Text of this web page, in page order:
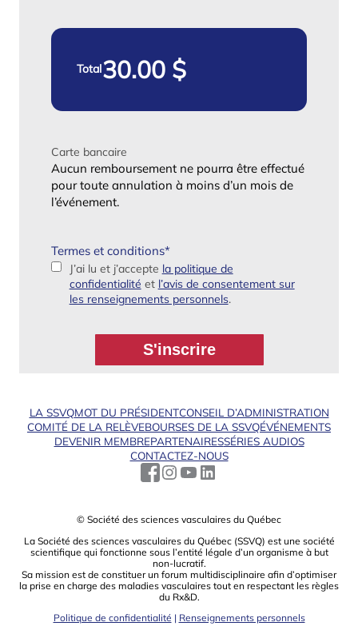
Total
Carte bancaire
Aucun remboursement ne pourra être effectué
pour toute annulation à moins d’un mois de
l’événement.
Termes et conditions*
J’ai lu et j’accepte la politique de
confidentialité et l’avis de consentement sur
les renseignements personnels.
LA SSVQMOT DU PRÉSIDENTCONSEIL D’ADMINISTRATION
COMITÉ DE LA RELÈVEBOURSES DE LA SSVQÉVÉNEMENTS
DEVENIR MEMBREPARTENAIRESSÉRIES AUDIOS
CONTACTEZ-NOUS
© Société des sciences vasculaires du Québec
La Société des sciences vasculaires du Québec (SSVQ) est une société
scientiﬁque qui fonctionne sous l’entité légale d’un organisme à but
non-lucratif.
Sa mission est de constituer un forum multidisciplinaire aﬁn d’optimiser
la prise en charge des maladies vasculaires tout en respectant les règles
du Rx&D.
Politique de confidentialité | Renseignements personnels